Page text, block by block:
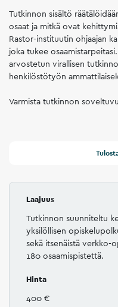
Tutkinnon sisältö
osaat ja mitkä ovat
Rastor-instituutin ohjaajan
joka tukee
arvostetun virallisen
henkilöstötyön
Varmista tutkinnon
Laajuus
Tutkinnon suunniteltu
yksilöllisen
sekä itsenäistä verkko-
180 osaamispistettä.
Hinta
400 €